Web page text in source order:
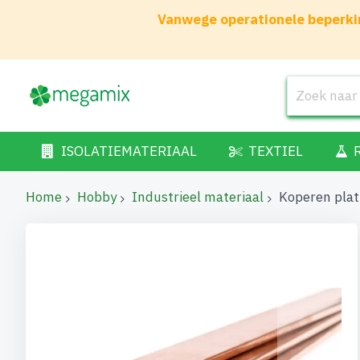
Vanwege operationele
ISOLATIEMATERIAAL TEXTIEL
Home Hobby Industrieel materiaal Koperen